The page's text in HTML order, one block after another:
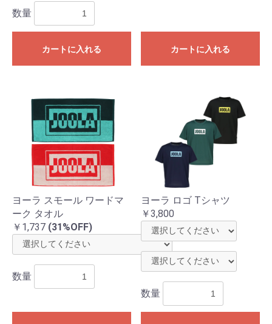
数量
カートに入れる カートに入れる
ヨーラ スモール ワードマ
ーク タオル
￥1,737 (31%OFF)
数量
ヨーラ ロゴ Tシャツ
￥3,800
数量